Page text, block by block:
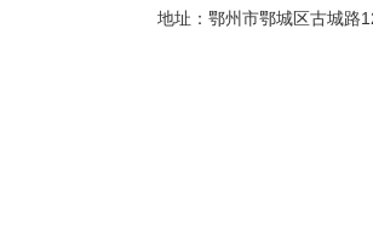
地址：鄂州市鄂城区古城路